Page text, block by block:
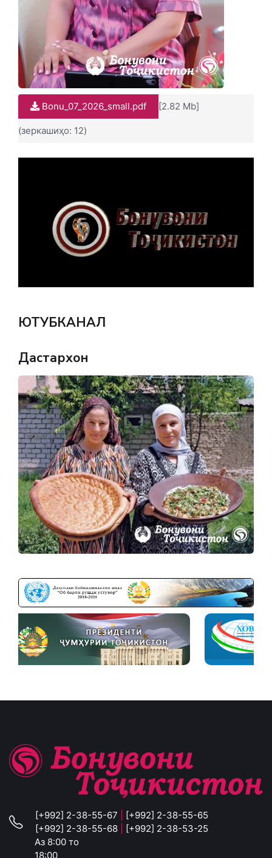
Bonu_07_2026_small.pdf [2.82 Mb]
(зеркашиҳо: 12)
ЮТУБКАНАЛ
Дастархон
[+992] 2-38-55-67
[+992] 2-38-55-65
[+992] 2-38-55-68
[+992] 2-38-53-25
Аз 8:00 то
18:00